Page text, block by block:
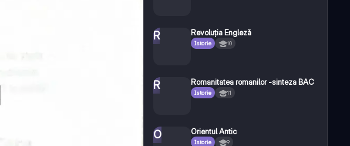
R Revoluția Engleză
Istorie 10
R Romanitatea romanilor -sinteza BAC
Istorie 11
O Orientul Antic
Istorie 9